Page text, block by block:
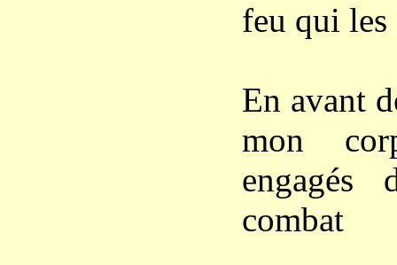
feu qui les
En avant
mon
engagés
combat